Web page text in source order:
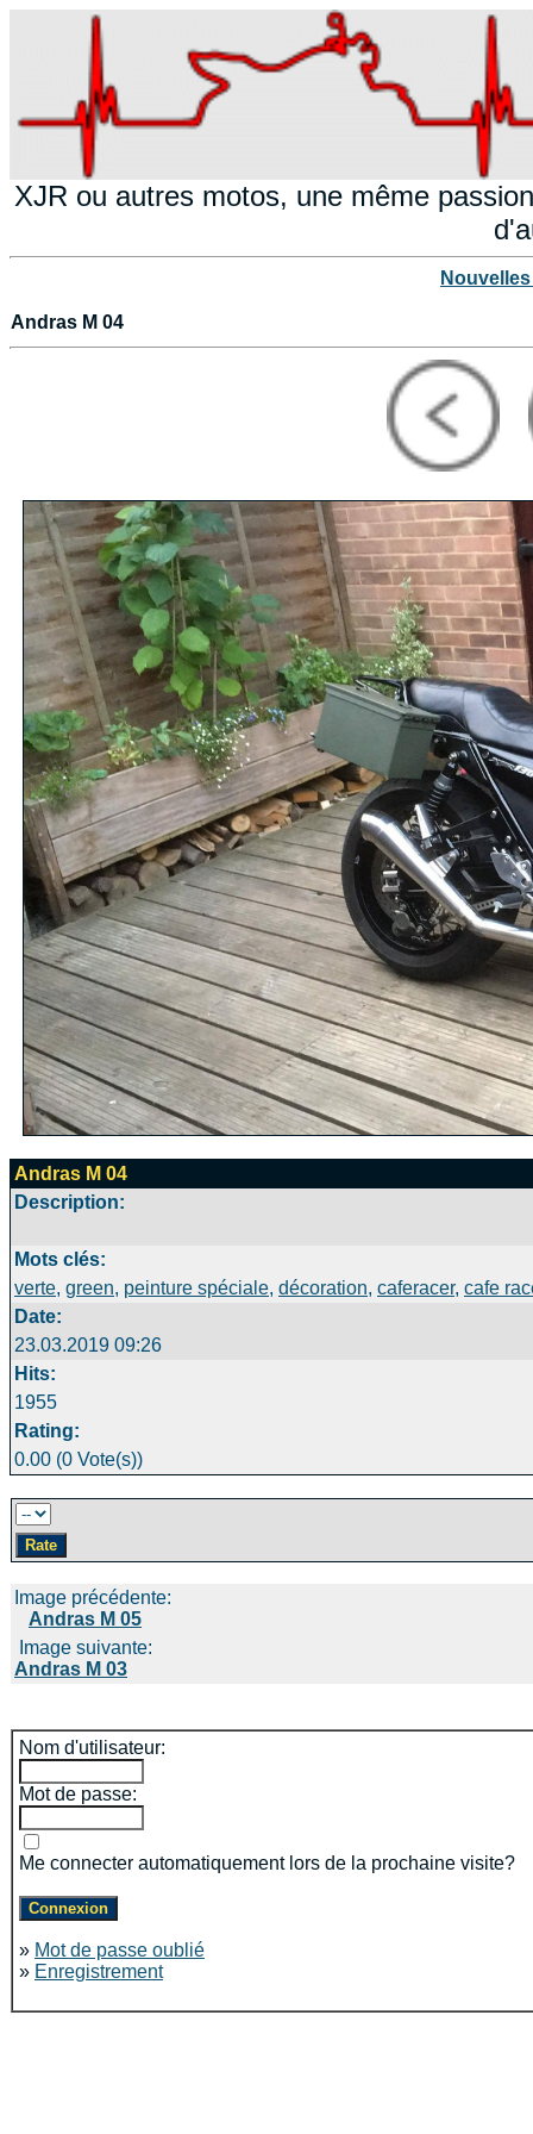
XJR ou autres motos, une même
Andras M 04
Andras M 04
Description:
Mots clés:
verte, green, peinture spéciale, décoration, caferacer, cafe
Date:
23.03.2019 09:26
Hits:
1955
Rating:
0.00 (0 Vote(s))
Image précédente:
Andras M 05
Image suivante:
Andras M 03
Nom d'utilisateur:
Mot de passe:
Me connecter automatiquement lors de la prochaine visite?
» Mot de passe oublié
» Enregistrement